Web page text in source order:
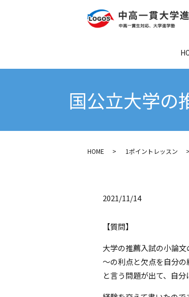
国公立大学の
HOME 1ポイントレッスン
2021/11/14
【質問】
大学の推薦入試の小論文
〜の利点と欠点を自分の
と言う問題が出て、自